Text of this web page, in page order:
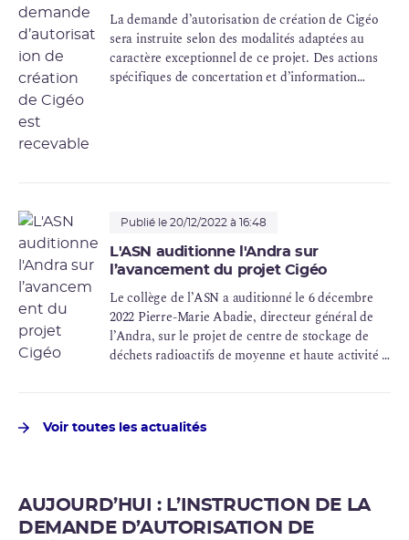
La demande d’autorisation de création de Cigéo
sera instruite selon des modalités adaptées au
caractère exceptionnel de ce projet. Des actions
spécifiques de concertation et d’information
Publié le 20/12/2022 à 16:48
L'ASN auditionne l'Andra sur
l’avancement du projet Cigéo
Le collège de l’ASN a auditionné le 6 décembre
2022 Pierre-Marie Abadie, directeur général de
l’Andra, sur le projet de centre de stockage de
déchets radioactifs de moyenne et haute activité à
(FA-VL).
Voir toutes les actualités
AUJOURD’HUI : L’INSTRUCTION DE LA
DEMANDE D’AUTORISATION DE